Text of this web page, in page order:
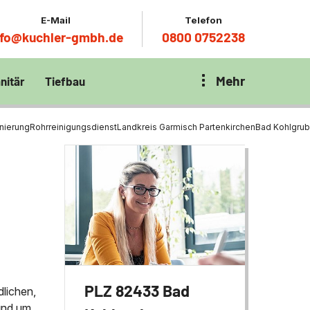
E-Mail
gmbh.de
Telefon
0800 0752238
Klärbecken
per
Tiefbau
Zentrum München
Tiefbau Mehr
RohrreinigungsdienstLandkreis Garmisch PartenkirchenBad Kohlgrub
PLZ 82433 Bad